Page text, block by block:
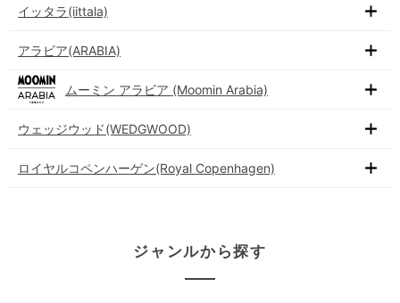
イッタラ(iittala)
アラビア(ARABIA)
ムーミン アラビア (Moomin Arabia)
ウェッジウッド(WEDGWOOD)
ロイヤルコペンハーゲン(Royal Copenhagen)
ジャンルから探す